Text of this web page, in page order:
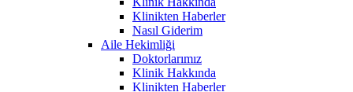
Klinikten Haberler
Nasıl Giderim
Aile Hekimliği
Doktorlarımız
Klinik Hakkında
Klinikten Haberler